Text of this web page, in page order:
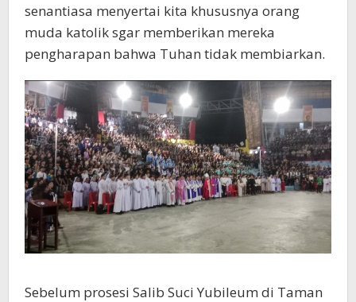
senantiasa menyertai kita khususnya orang
muda katolik sgar memberikan mereka
pengharapan bahwa Tuhan tidak membiarkan.
Sebelum prosesi Salib Suci Yubileum di Taman